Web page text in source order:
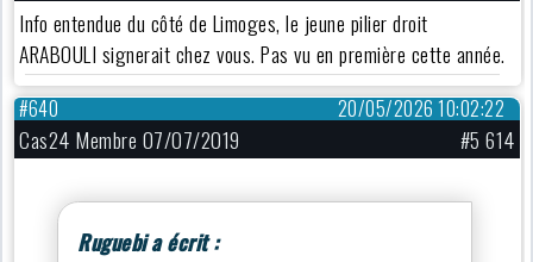
Info entendue du côté de Limoges, le jeune pilier droit
ARABOULI signerait chez vous. Pas vu en première cette année.
20/05/2026 10:02:22
#640
Cas24 Membre 07/07/2019 #5 614
Ruguebi a écrit :